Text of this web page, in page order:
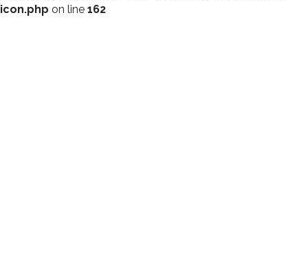
icon.php on line 162